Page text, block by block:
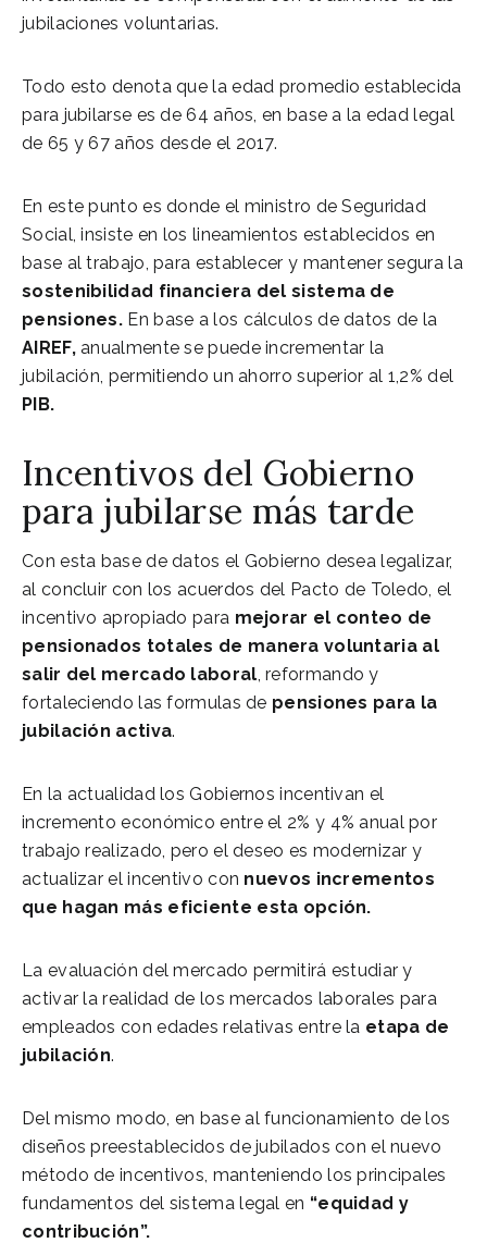
jubilaciones voluntarias.
Todo esto denota que la edad promedio establecida
para jubilarse es de 64 años, en base a la edad legal
de 65 y 67 años desde el 2017.
En este punto es donde el ministro de Seguridad
Social, insiste en los lineamientos establecidos en
base al trabajo, para establecer y mantener segura la
sostenibilidad financiera del sistema de
pensiones. En base a los cálculos de datos de la
AIREF,anualmente se puede incrementar la
jubilación, permitiendo un ahorro superior al 1,2% del
PIB.
Incentivos del Gobierno
para jubilarse más tarde
Con esta base de datos el Gobierno desea legalizar,
al concluir con los acuerdos del Pacto de Toledo, el
incentivo apropiado para mejorar el conteo de
pensionados totales de manera voluntaria al
salir del mercado laboral, reformando y
fortaleciendo las formulas de pensiones para la
jubilación activa.
En la actualidad los Gobiernos incentivan el
incremento económico entre el 2% y 4% anual por
trabajo realizado, pero el deseo es modernizar y
actualizar el incentivo con nuevos incrementos
que hagan más eficiente esta opción.
La evaluación del mercado permitirá estudiar y
activar la realidad de los mercados laborales para
empleados con edades relativas entre la etapa de
jubilación.
Del mismo modo, en base al funcionamiento de los
diseños preestablecidos de jubilados con el nuevo
método de incentivos, manteniendo los principales
fundamentos del sistema legal en “equidad y
contribución”.